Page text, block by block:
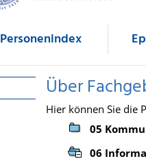
Personenindex
Über
Hier können Sie die
05
06